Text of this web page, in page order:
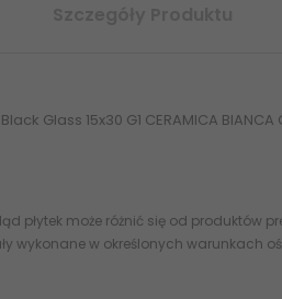
Glass 15x30 G1 CERAMICA
płytek może różnić się od produktów
wykonane w określonych warunkach